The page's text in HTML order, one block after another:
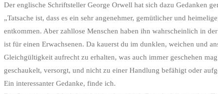
Der englische Schriftsteller George Orwell hat sich dazu Gedanken
„Tatsache ist, dass es ein sehr angenehmer, gemütlicher und
entkommen. Aber zahllose Menschen haben ihn wahrscheinlich in
ist für einen Erwachsenen. Da kauerst du im dunklen, weichen und
Gleichgültigkeit aufrecht zu erhalten, was auch immer geschehen
geschaukelt, versorgt, und nicht zu einer Handlung befähigt oder
Ein interessanter Gedanke, finde ich.